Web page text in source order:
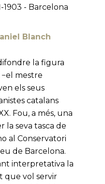
- Barcelona
Blanch
la figura
mestre
els seus
catalans
Fou, a més, una
la seva tasca de
al Conservatori
de Barcelona.
interpretativa la
que vol servir